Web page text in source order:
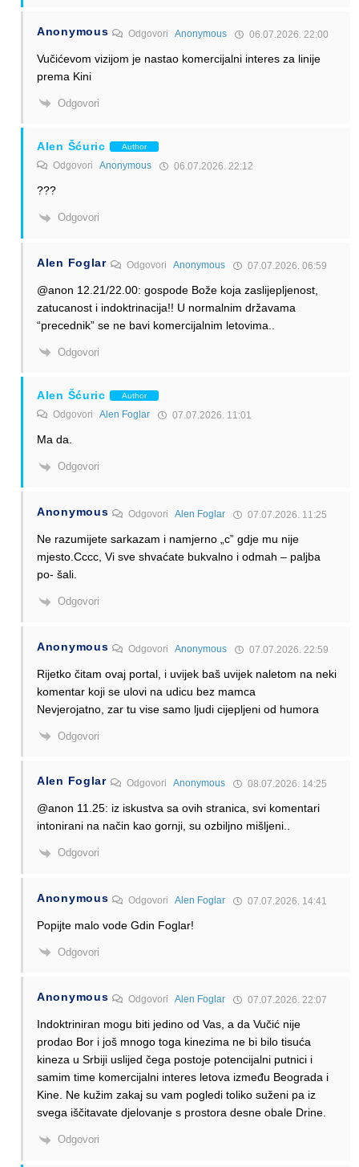
Anonymous OdgovoriAnonymous 06.07.2026. 22:00
Vučićevom vizijom je nastao komercijalni interes za linije
prema Kini
Odgovori
Alen Šćuric Author
Odgovori Anonymous 06.07.2026. 22:12
???
Odgovori
Alen Foglar Odgovori Anonymous 07.07.2026. 06:59
@anon 12.21/22.00: gospode Bože koja zaslijepljenost,
zatucanost i indoktrinacija!! U normalnim državama
“precednik” se ne bavi komercijalnim letovima..
Odgovori
Alen Šćuric Author
Odgovori Alen Foglar 07.07.2026. 11:01
Ma da.
Odgovori
Anonymous OdgovoriAlen Foglar 07.07.2026. 11:25
Ne razumijete sarkazam i namjerno „c” gdje mu nije
mjesto.Cccc, Vi sve shvaćate bukvalno i odmah – paljba
po- šali.
Odgovori
Anonymous OdgovoriAnonymous 07.07.2026. 22:59
Rijetko čitam ovaj portal, i uvijek baš uvijek naletom na neki
komentar koji se ulovi na udicu bez mamca
Nevjerojatno, zar tu vise samo ljudi cijepljeni od humora
Odgovori
Alen Foglar Odgovori Anonymous 08.07.2026. 14:25
@anon 11.25: iz iskustva sa ovih stranica, svi komentari
intonirani na način kao gornji, su ozbiljno mišljeni..
Odgovori
Anonymous OdgovoriAlen Foglar 07.07.2026. 14:41
Popijte malo vode Gdin Foglar!
Odgovori
Anonymous OdgovoriAlen Foglar 07.07.2026. 22:07
Indoktriniran mogu biti jedino od Vas, a da Vučić nije
prodao Bor i još mnogo toga kinezima ne bi bilo tisuća
kineza u Srbiji uslijed čega postoje potencijalni putnici i
samim time komercijalni interes letova između Beograda i
Kine. Ne kužim zakaj su vam pogledi toliko suženi pa iz
svega iščitavate djelovanje s prostora desne obale Drine.
Odgovori